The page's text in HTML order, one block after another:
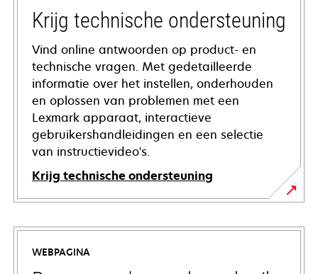
Krijg technische ondersteuning
Vind online antwoorden op product- en
technische vragen. Met gedetailleerde
informatie over het instellen, onderhouden
en oplossen van problemen met een
Lexmark apparaat, interactieve
gebruikershandleidingen en een selectie
van instructievideo's.
Krijg technische ondersteuning
opens
in
newWEBPAGINA